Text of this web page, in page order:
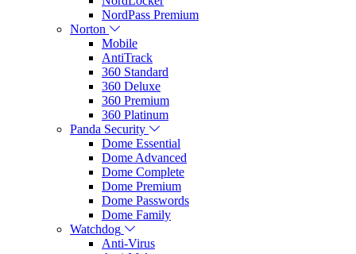
NordPass Premium
Norton
Mobile
AntiTrack
360 Standard
360 Deluxe
360 Premium
360 Platinum
Panda Security
Dome Essential
Dome Advanced
Dome Complete
Dome Premium
Dome Passwords
Dome Family
Watchdog
Anti-Virus